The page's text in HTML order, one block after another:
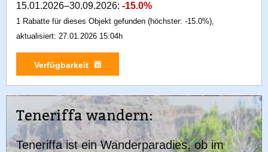
15.01.2026–30.09.2026: -15.0%
1 Rabatte für dieses Objekt gefunden (höchster: -15.0%),
aktualisiert: 27.01.2026 15:04h
Verfügbarkeit
Teneriffa wandern:
Teneriffa ist ein Wanderparadies, ob im